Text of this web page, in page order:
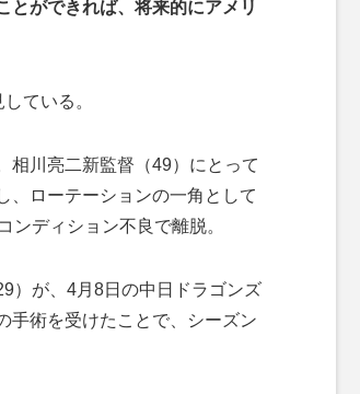
とができれば、将来的にアメリ
ている。
川亮二新監督（49）にとって
、ローテーションの一角として
ンディション不良で離脱。
）が、4月8日の中日ドラゴンズ
手術を受けたことで、シーズン